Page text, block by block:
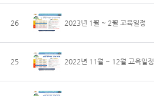
26 2023년 1월 ~ 2월 교육일정
25 2022년 11월 ~ 12월 교육일정